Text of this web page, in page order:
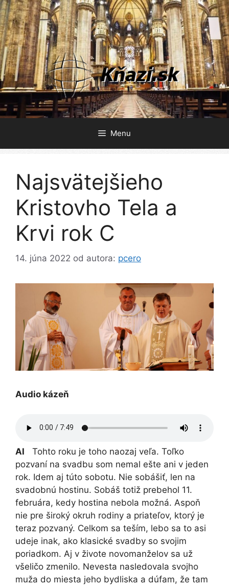
Preskočiť
na
obsah
Menu
Najsvätejšieho
Kristovho Tela a
Krvi rok C
14. júna 2022 od autora: pcero
Audio kázeň
AI Tohto roku je toho naozaj veľa. Toľko
pozvaní na svadbu som nemal ešte ani v jeden
rok. Idem aj túto sobotu. Nie sobášiť, len na
svadobnú hostinu. Sobáš totiž prebehol 11.
februára, kedy hostina nebola možná. Aspoň
nie pre široký okruh rodiny a priateľov, ktorý je
teraz pozvaný. Celkom sa teším, lebo sa to asi
udeje inak, ako klasické svadby so svojim
poriadkom. Aj v živote novomanželov sa už
všeličo zmenilo. Nevesta nasledovala svojho
muža do miesta jeho bydliska a dúfam, že tam